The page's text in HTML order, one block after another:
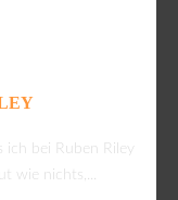
ich bei Ruben Riley
wie nichts,...